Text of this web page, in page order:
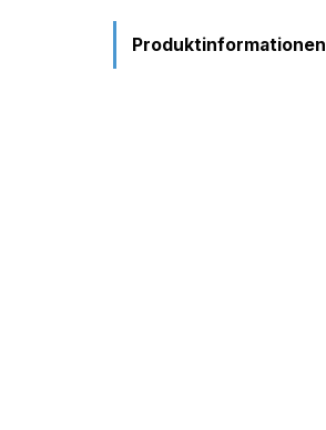
Produktinformationen